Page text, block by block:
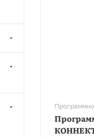
КОННЕКТ